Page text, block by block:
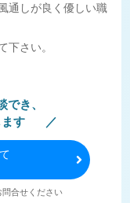
通しが良く優しい職
下さい。
き、
す
合せください